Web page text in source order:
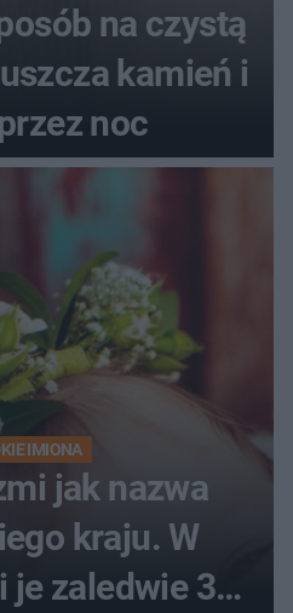
na czystą
kamień i
noc
IMIONA
jak nazwa
kraju. W
je zaledwie 3